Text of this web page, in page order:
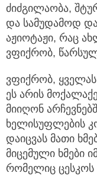
ძიძგილაობა,
და სამუდამოდ
აჟიოტაჟი, რაც
ვფიქრობ,
ვფიქრობ,
ეს არის
მიიღონ
ხელისუფლების
დაიცვას მათი
მიცემული ხმები
რომელიც ცესკოს